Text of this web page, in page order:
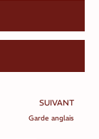
SUIVANT
Garde anglais